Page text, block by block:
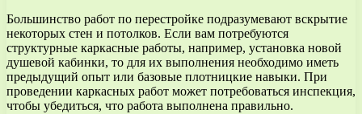
Большинство работ по перестройке подразумевают вскрытие
некоторых стен и потолков. Если вам потребуются
структурные каркасные работы, например, установка новой
душевой кабинки, то для их выполнения необходимо иметь
предыдущий опыт или базовые плотницкие навыки. При
проведении каркасных работ может потребоваться инспекция,
чтобы убедиться, что работа выполнена правильно.